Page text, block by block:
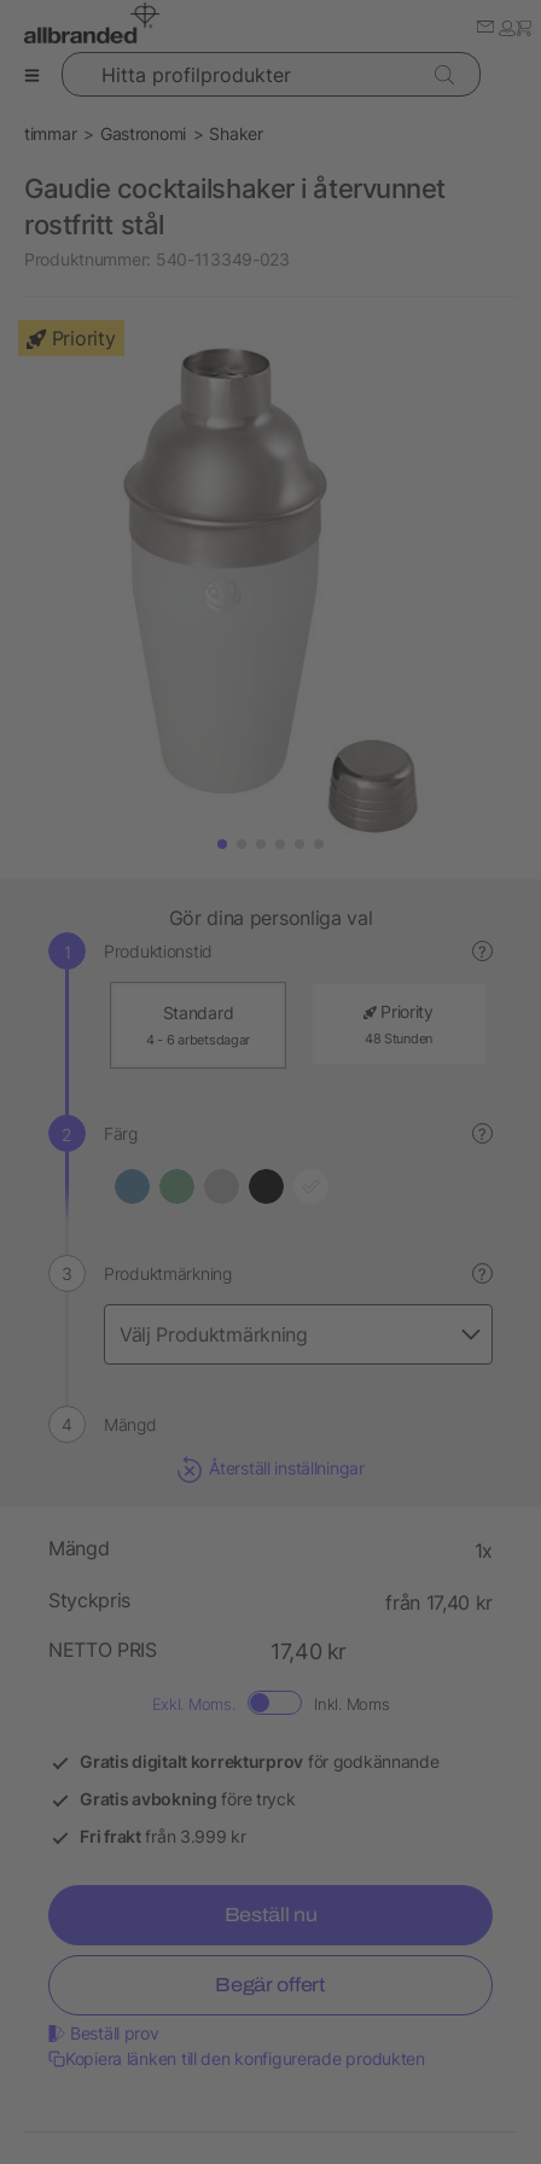
Hitta profilprodukter
timmar Gastronomi Shaker
Gaudie cocktailshaker i återvunnet
rostfritt stål
Produktnummer: 540-113349-023
Priority
Gör dina personliga val
Produktionstid ?
Standard
4 - 6 arbetsdagar
Priority
48 Stunden
Färg ?
Produktmärkning ?
Mängd
Återställ inställningar
Mängd 1x
Styckpris
från 17,40 kr
NETTO PRIS
17,40 kr
Exkl. Moms. Inkl. Moms
Gratis digitalt korrekturprov för godkännande
Gratis avbokning före tryck
Fri fraktfrån 3.999 kr
Beställ nu
Begär offert
Beställ prov
Kopiera länken till den konfigurerade produkten